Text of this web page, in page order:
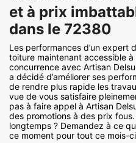
et à prix
dans le 72380
Les performances d’un expert
toiture maintenant accessible
concurrence avec Artisan
a décidé d’améliorer ses
de rendre plus rapide les
vue de vous satisfaire
pas à faire appel à Artisan
des promotions à des prix
longtemps ? Demandez à ce
ce moment pour tout ce mois-